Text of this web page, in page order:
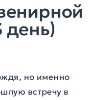
день)
но именно
встречу в